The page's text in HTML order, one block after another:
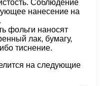
Соблюдение
нанесение на
фольги наносят
лак, бумагу,
тиснение.
на следующие